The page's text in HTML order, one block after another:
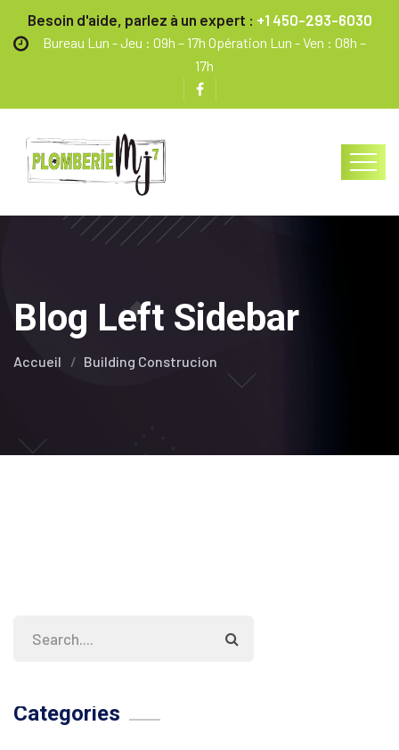
Besoin d'aide, parlez à un expert : +1 450-293-6030
Bureau Lun - Jeu : 09h – 17h Opération Lun - Ven : 08h –
17h
Blog Left Sidebar
Accueil Building Construcion
Categories